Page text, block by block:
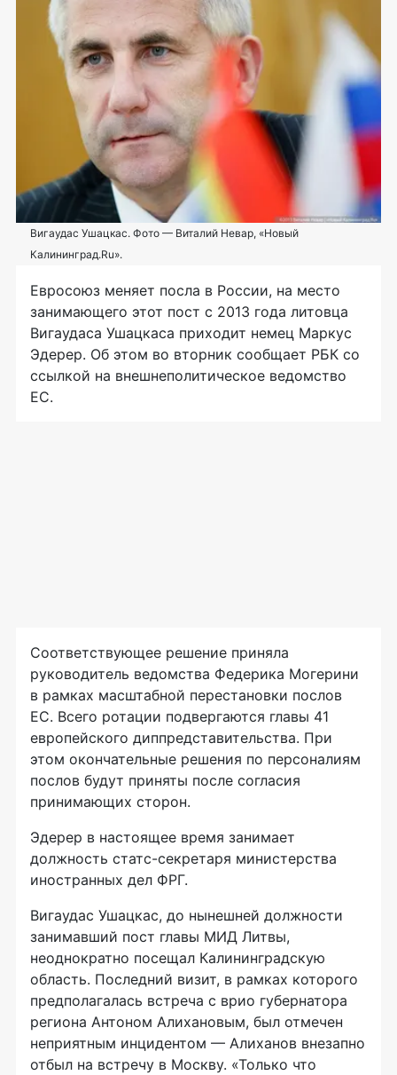
Вигаудас Ушацкас. Фото — Виталий Невар, «Новый
Калининград.Ru».
Евросоюз меняет посла в России, на место
занимающего этот пост с 2013 года литовца
Вигаудаса Ушацкаса приходит немец Маркус
Эдерер. Об этом во вторник сообщает РБК со
ссылкой на внешнеполитическое ведомство
ЕС.
Соответствующее решение приняла
руководитель ведомства Федерика Могерини
в рамках масштабной перестановки послов
ЕС. Всего ротации подвергаются главы 41
европейского диппредставительства. При
этом окончательные решения по персоналиям
послов будут приняты после согласия
принимающих сторон.
Эдерер в настоящее время занимает
должность статс-секретаря министерства
иностранных дел ФРГ.
Вигаудас Ушацкас, до нынешней должности
занимавший пост главы МИД Литвы,
неоднократно посещал Калининградскую
область. Последний визит, в рамках которого
предполагалась встреча с врио губернатора
региона Антоном Алихановым, был отмечен
неприятным инцидентом — Алиханов внезапно
отбыл на встречу в Москву. «Только что